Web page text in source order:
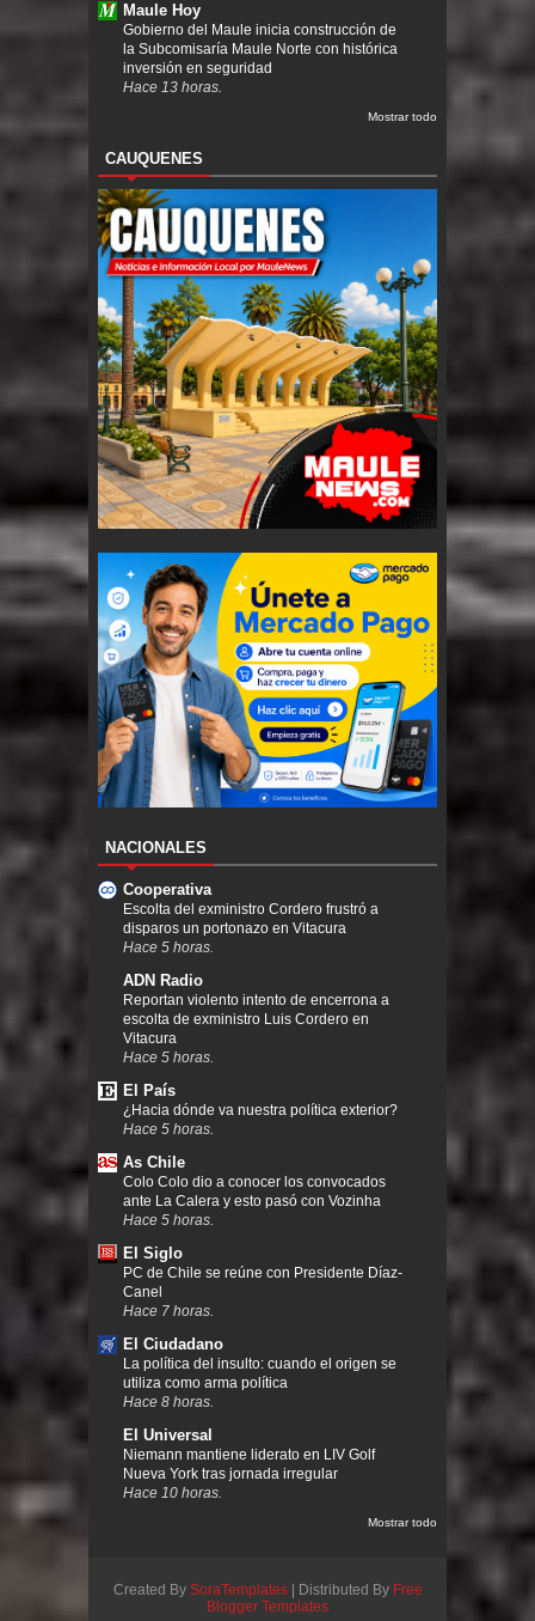
Maule Hoy
Gobierno del Maule inicia construcción de
la Subcomisaría Maule Norte con histórica
inversión en seguridad
Hace 13 horas.
Mostrar todo
CAUQUENES
NACIONALES
Cooperativa
Escolta del exministro Cordero frustró a
disparos un portonazo en Vitacura
Hace 5 horas.
ADN Radio
Reportan violento intento de encerrona a
escolta de exministro Luis Cordero en
Vitacura
Hace 5 horas.
El País
¿Hacia dónde va nuestra política exterior?
Hace 5 horas.
As Chile
Colo Colo dio a conocer los convocados
ante La Calera y esto pasó con Vozinha
Hace 5 horas.
El Siglo
PC de Chile se reúne con Presidente Díaz-
Canel
Hace 7 horas.
El Ciudadano
La política del insulto: cuando el origen se
utiliza como arma política
Hace 8 horas.
El Universal
Niemann mantiene liderato en LIV Golf
Nueva York tras jornada irregular
Hace 10 horas.
Mostrar todo
Created By SoraTemplates| Distributed By Free
Blogger Templates